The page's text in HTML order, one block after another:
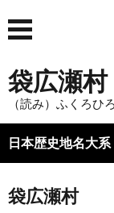
袋広瀬村
（読み）ふくろひ
日本歴史地名大系
袋広瀬村